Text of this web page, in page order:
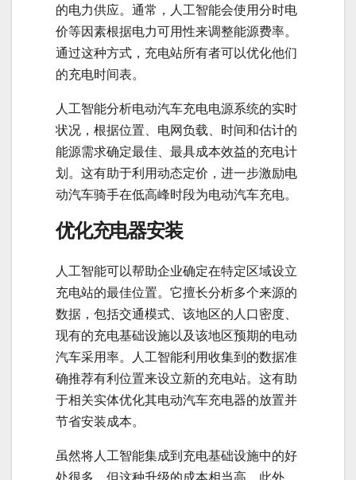
的电力供应。通常，人工智能会使用分时电
价等因素根据电力可用性来调整能源费率。
通过这种方式，充电站所有者可以优化他们
的充电时间表。
人工智能分析电动汽车充电电源系统的实时
状况，根据位置、电网负载、时间和估计的
能源需求确定最佳、最具成本效益的充电计
划。这有助于利用动态定价，进一步激励电
动汽车骑手在低高峰时段为电动汽车充电。
优化充电器安装
人工智能可以帮助企业确定在特定区域设立
充电站的最佳位置。它擅长分析多个来源的
数据，包括交通模式、该地区的人口密度、
现有的充电基础设施以及该地区预期的电动
汽车采用率。人工智能利用收集到的数据准
确推荐有利位置来设立新的充电站。这有助
于相关实体优化其电动汽车充电器的放置并
节省安装成本。
虽然将人工智能集成到充电基础设施中的好